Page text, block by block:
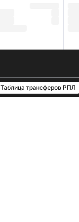
Таблица трансферов РПЛ